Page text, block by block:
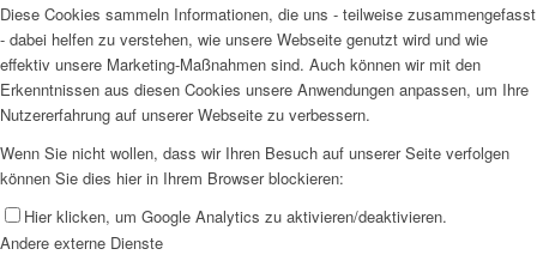
Diese Cookies sammeln Informationen, die uns - teilweise zusammengefasst
- dabei helfen zu verstehen, wie unsere Webseite genutzt wird und wie
effektiv unsere Marketing-Maßnahmen sind. Auch können wir mit den
Erkenntnissen aus diesen Cookies unsere Anwendungen anpassen, um Ihre
Nutzererfahrung auf unserer Webseite zu verbessern.
Wenn Sie nicht wollen, dass wir Ihren Besuch auf unserer Seite verfolgen
können Sie dies hier in Ihrem Browser blockieren:
Hier klicken, um Google Analytics zu aktivieren/deaktivieren.
Andere externe Dienste